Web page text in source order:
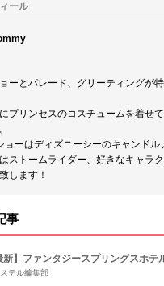
ール
ーとパレード、グリーティングが
プリンセスのコスチュームを着せ
ョーはディズニーシーのキャンドル
ストームライダー、好きなキャラ
します！
事
新】ファンタジースプリングスホ
テル編集部